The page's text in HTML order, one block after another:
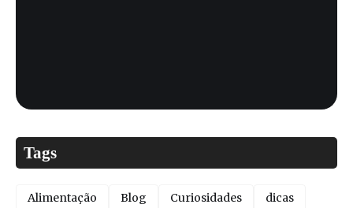
Tags
Alimentação Blog Curiosidades
dicas